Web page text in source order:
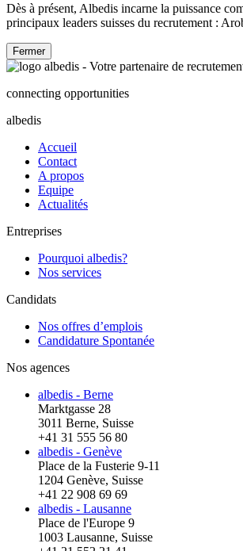
Dès à présent, Albedis incarne la puissance
principaux leaders suisses du recrutement :
Fermer
connecting opportunities
albedis
Accueil
Contact
A propos
Equipe
Actualités
Entreprises
Pourquoi albedis?
Nos services
Candidats
Nos offres d’emplois
Candidature Spontanée
Nos agences
albedis - Berne
Marktgasse 28
3011 Berne, Suisse
+41 31 555 56 80
albedis - Genève
Place de la Fusterie 9-11
1204 Genève, Suisse
+41 22 908 69 69
albedis - Lausanne
Place de l'Europe 9
1003 Lausanne, Suisse